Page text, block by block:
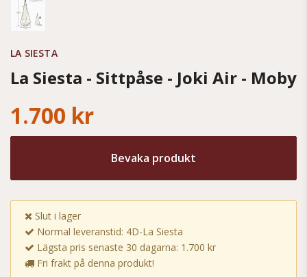
LA SIESTA
La Siesta - Sittpåse - Joki Air - Moby
1.700 kr
Bevaka produkt
Slut i lager
Normal leveranstid: 4D-La Siesta
Lägsta pris senaste 30 dagarna: 1.700 kr
Fri frakt på denna produkt!